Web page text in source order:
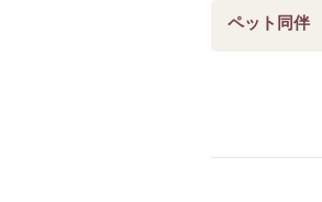
ペット同伴